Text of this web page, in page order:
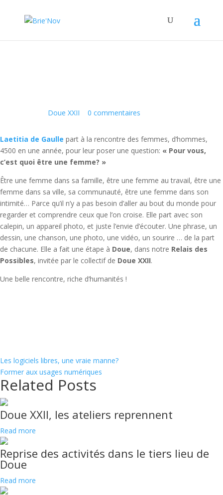
Doue XXII 0 commentaires
Laetitia de Gaulle part à la rencontre des femmes, d’hommes,
4500 en une année, pour leur poser une question: « Pour vous,
c’est quoi être une femme? »
Être une femme dans sa famille, être une femme au travail, être une
femme dans sa ville, sa communauté, être une femme dans son
intimité… Parce qu’il n’y a pas besoin d’aller au bout du monde pour
regarder et comprendre ceux que l’on croise. Elle part avec son
calepin, un appareil photo, et juste l’envie d’écouter. Une phrase, un
dessin, une chanson, une photo, une vidéo, un sourire … de la part
de chacune. Elle a fait une étape à Doue, dans notre Relais des
Possibles, invitée par le collectif de Doue XXII.
Une belle rencontre, riche d’humanités !
Les logiciels libres, une vraie manne?
Former aux usages numériques
Related Posts
Doue XXII, les ateliers reprennent
Read more
Reprise des activités dans le tiers lieu de
Doue
Read more